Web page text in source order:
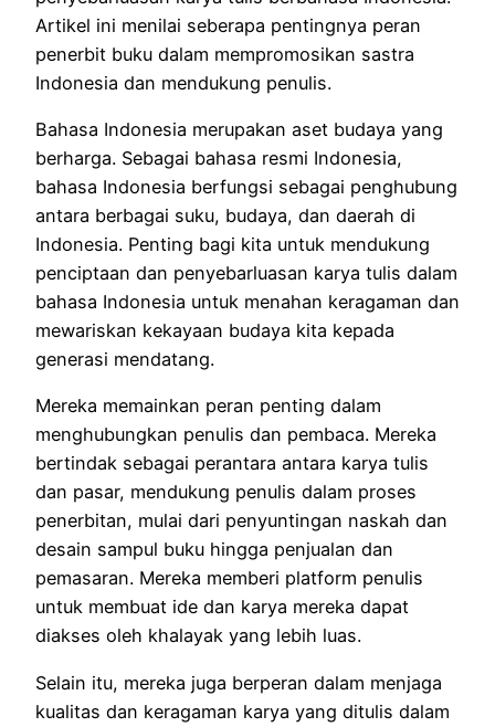
Artikel ini menilai seberapa pentingnya peran
penerbit buku dalam mempromosikan sastra
Indonesia dan mendukung penulis.
Bahasa Indonesia merupakan aset budaya yang
berharga. Sebagai bahasa resmi Indonesia,
bahasa Indonesia berfungsi sebagai penghubung
antara berbagai suku, budaya, dan daerah di
Indonesia. Penting bagi kita untuk mendukung
penciptaan dan penyebarluasan karya tulis dalam
bahasa Indonesia untuk menahan keragaman dan
mewariskan kekayaan budaya kita kepada
generasi mendatang.
Mereka memainkan peran penting dalam
menghubungkan penulis dan pembaca. Mereka
bertindak sebagai perantara antara karya tulis
dan pasar, mendukung penulis dalam proses
penerbitan, mulai dari penyuntingan naskah dan
desain sampul buku hingga penjualan dan
pemasaran. Mereka memberi platform penulis
untuk membuat ide dan karya mereka dapat
diakses oleh khalayak yang lebih luas.
Selain itu, mereka juga berperan dalam menjaga
kualitas dan keragaman karya yang ditulis dalam